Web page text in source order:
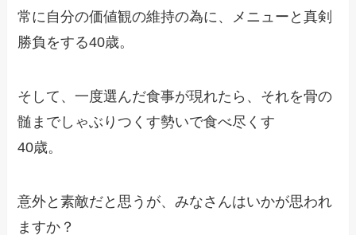
常に自分の価値観の維持の為に、メニューと真剣
勝負をする40歳。
そして、一度選んだ食事が現れたら、それを骨の
髄までしゃぶりつくす勢いで食べ尽くす
40歳。
意外と素敵だと思うが、みなさんはいかが思われ
ますか？